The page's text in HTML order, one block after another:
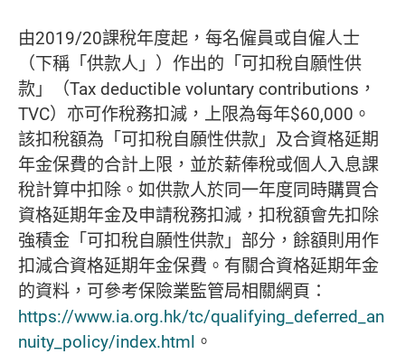
由2019/20課稅年度起，每名僱員或自僱人士
（下稱「供款人」）作出的「可扣稅自願性供
款」（Tax deductible voluntary contributions，
TVC）亦可作稅務扣減，上限為每年$60,000。
該扣稅額為「可扣稅自願性供款」及合資格延期
年金保費的合計上限，並於薪俸稅或個人入息課
稅計算中扣除。如供款人於同一年度同時購買合
資格延期年金及申請稅務扣減，扣稅額會先扣除
強積金「可扣稅自願性供款」部分，餘額則用作
扣減合資格延期年金保費。有關合資格延期年金
的資料，可參考保險業監管局相關網頁：
https://www.ia.org.hk/tc/qualifying_deferred_an
nuity_policy/index.html 。